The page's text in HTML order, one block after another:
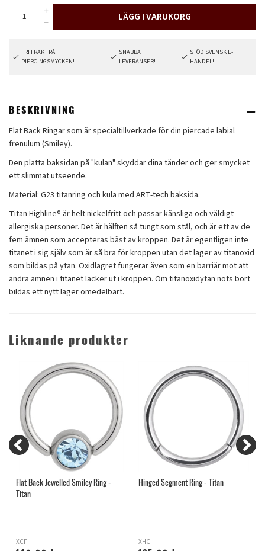
LÄGG I VARUKORG
FRI FRAKT PÅ
PIERCINGSMYCKEN!
SNABBA
LEVERANSER!
STÖD SVENSK E-
HANDEL!
BESKRIVNING
Flat Back Ringar som är specialtillverkade för din piercade labial
frenulum (Smiley).
Den platta baksidan på "kulan" skyddar dina tänder och ger smycket
ett slimmat utseende.
Material: G23 titanring och kula med ART-tech baksida.
Titan Highline® är helt nickelfritt och passar känsliga och väldigt
allergiska personer. Det är hälften så tungt som stål, och är ett av de
fem ämnen som accepteras bäst av kroppen. Det är egentligen inte
titanet i sig själv som är så bra för kroppen utan det lager av titanoxid
som bildas på ytan. Oxidlagret fungerar även som en barriär mot att
andra ämnen i titanet läcker ut i kroppen. Om titanoxidytan nöts bort
bildas ett nytt lager omedelbart.
Liknande produkter
Flat Back Jewelled Smiley Ring -
Titan
XCF
Hinged Segment Ring - Titan
XHC